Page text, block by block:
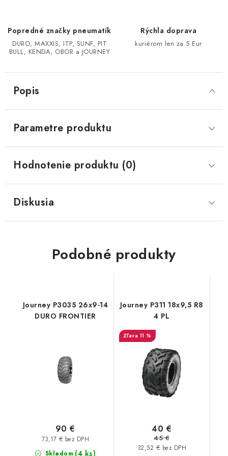
POLARIS SPORTSMAN RZR 1000
LINHAI 400/500/M550/650
SEGWAY SNARLER AT6 AT5
Všeobecné obchodné podmienky
Reklamačný poriadok - formulár
Kontakt
Popredné značky pneumatík
DURO, MAXXIS, ITP, SUNF, PIT
BULL, KENDA, OBOR a JOURNEY
Rýchla doprava
kuriérom len za 5 Eur
Popis
Parametre produktu
Hodnotenie produktu (0)
Diskusia
Podobné produkty
Journey P3035 26x9-14
DURO FRONTIER
Skladom (4 ks)
73,17 € bez DPH
90 €
Journey P311 18x9,5 R8
4 PL
11 %
32,52 € bez DPH
40 €
45 €